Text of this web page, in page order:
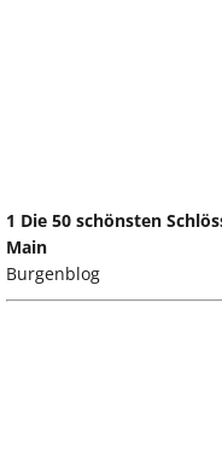
1 Die 50 schönsten
Main
Burgenblog